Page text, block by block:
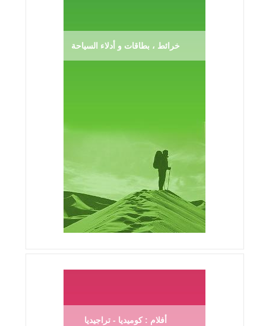
خرائط ، بطاقات و أدلاء السياحة
أفلام : كوميديا - تراجيديا